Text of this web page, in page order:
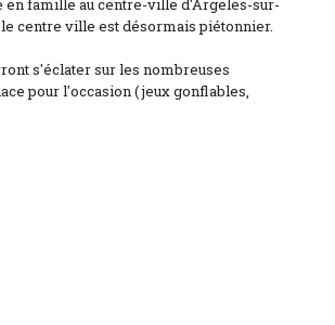
en famille au centre-ville d'Argeles-sur-
centre ville est désormais piétonnier.
s'éclater sur les nombreuses
pour l'occasion ( jeux gonflables,